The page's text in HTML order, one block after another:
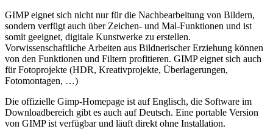
GIMP eignet sich nicht nur für die Nachbearbeitung von Bildern,
sondern verfügt auch über Zeichen- und Mal-Funktionen und ist
somit geeignet, digitale Kunstwerke zu erstellen.
Vorwissenschaftliche Arbeiten aus Bildnerischer Erziehung können
von den Funktionen und Filtern profitieren. GIMP eignet sich auch
für Fotoprojekte (HDR, Kreativprojekte, Überlagerungen,
Fotomontagen, …)
Die offizielle Gimp-Homepage ist auf Englisch, die Software im
Downloadbereich gibt es auch auf Deutsch. Eine portable Version
von GIMP ist verfügbar und läuft direkt ohne Installation.